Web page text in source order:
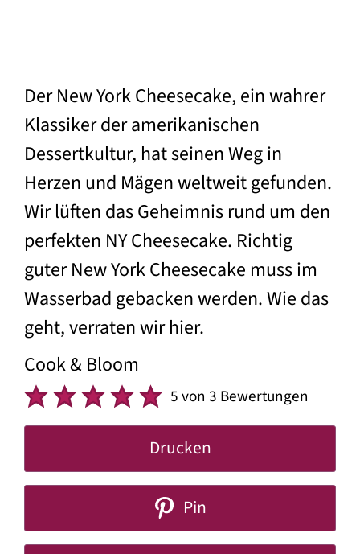
Der New York Cheesecake, ein wahrer
Klassiker der amerikanischen
Dessertkultur, hat seinen Weg in
Herzen und Mägen weltweit gefunden.
Wir lüften das Geheimnis rund um den
perfekten NY Cheesecake. Richtig
guter New York Cheesecake muss im
Wasserbad gebacken werden. Wie das
geht, verraten wir hier.
Cook & Bloom
5von3 Bewertungen
Drucken
Pin